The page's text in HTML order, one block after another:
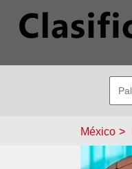
México